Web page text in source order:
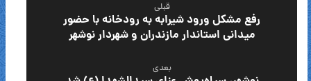
قبلی
رفع مشکل ورود شیرابه به رودخانه با حضور
میدانی استاندار مازندران و شهردار نوشهر
بعدی